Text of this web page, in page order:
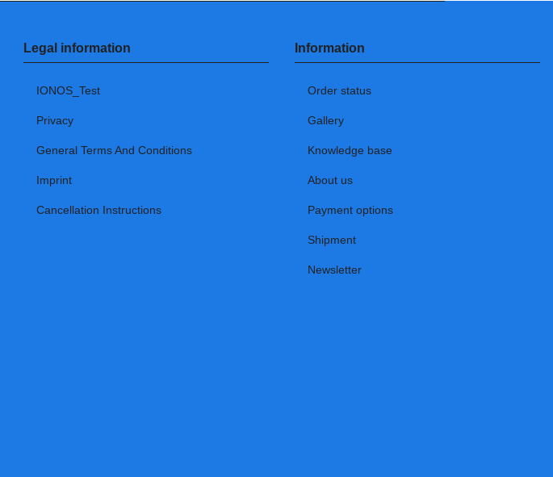
Legal information
IONOS_Test
Privacy
General Terms And Conditions
Imprint
Cancellation Instructions
Information
Order status
Gallery
Knowledge base
About us
Payment options
Shipment
Newsletter